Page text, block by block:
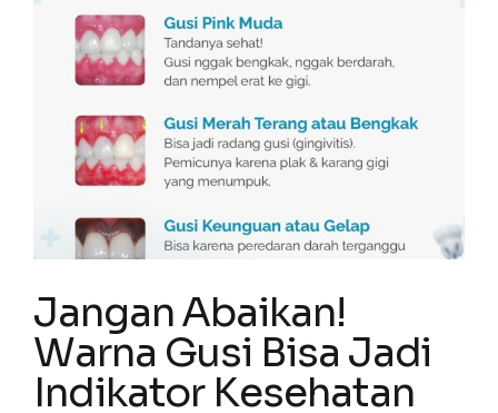
Jangan Abaikan!
Warna Gusi Bisa Jadi
Indikator Kesehatan